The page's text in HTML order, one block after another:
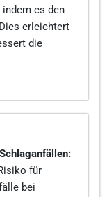
es den
erleichtert
die
für
bei